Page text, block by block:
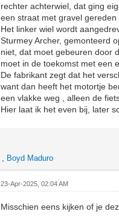
rechter achterwiel, dat ging
een straat met gravel
Het linker wiel wordt
Sturmey Archer, gemonteerd
niet, dat moet gebeuren door
moet in de toekomst met een
De fabrikant zegt dat het
want dan heeft het motortje
een vlakke weg , alleen de
Hier laat ik het even bij, later
, Boyd Maduro
23-Apr-2025, 02:04 AM
Misschien eens kijken of je